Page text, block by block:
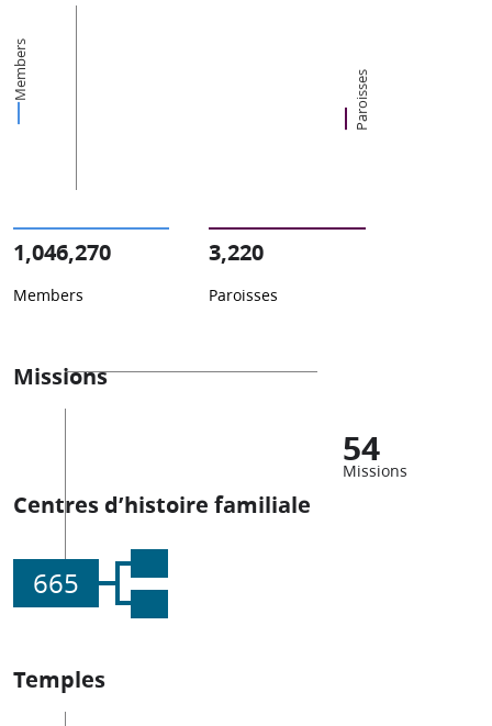
Members Paroisses
1,046,270
Members
3,220
Paroisses
Missions
54
Missions
Centres d’histoire familiale
665
Temples